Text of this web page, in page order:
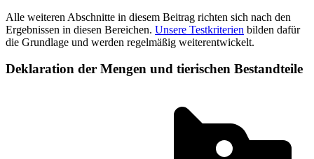
Alle weiteren Abschnitte in diesem Beitrag richten sich nach den
Ergebnissen in diesen Bereichen. Unsere Testkriterien bilden dafür
die Grundlage und werden regelmäßig weiterentwickelt.
Deklaration der Mengen und tierischen Bestandteile